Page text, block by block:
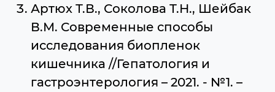
Артюх Т.В., Соколова Т.Н., Шейбак
В.М. Современные способы
исследования биопленок
кишечника //Гепатология и
гастроэнтерология – 2021. - №1. –